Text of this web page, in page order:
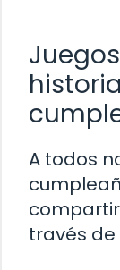
A todos
través